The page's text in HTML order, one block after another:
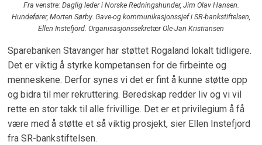
Fra venstre: Daglig leder i Norske Redningshunder, Jim Olav Hansen.
Hundefører, Morten Sørby. Gave-og kommunikasjonssjef i SR-bankstiftelsen,
Ellen Instefjord. Organisasjonssekretær Ole-Jan Kristiansen
Sparebanken Stavanger har støttet Rogaland lokalt tidligere.
Det er viktig å styrke kompetansen for de firbeinte og
menneskene. Derfor synes vi det er fint å kunne støtte opp
og bidra til mer rekruttering. Beredskap redder liv og vi vil
rette en stor takk til alle frivillige. Det er et privilegium å få
være med å støtte et så viktig prosjekt, sier Ellen Instefjord
fra SR-bankstiftelsen.